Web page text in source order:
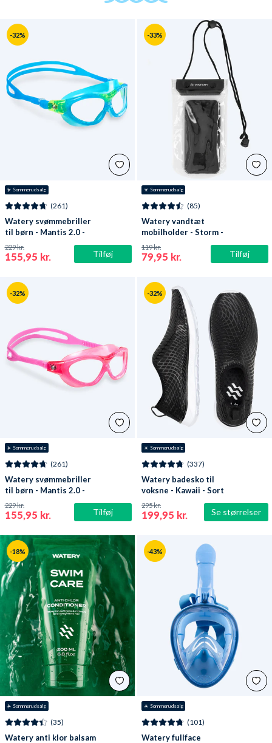
-32%
☀️ Sommerudsalg
Tilføj
(261)
Watery svømmebriller
til børn - Mantis 2.0 -
Atlantic Blå/klar
155,95 kr.
229 kr.
-33%
☀️ Sommerudsalg
Tilføj
(85)
Watery vandtæt
mobilholder - Storm -
Sort
79,95 kr.
119 kr.
-32%
☀️ Sommerudsalg
Tilføj
(261)
Watery svømmebriller
til børn - Mantis 2.0 -
Atlantic Pink/klar
155,95 kr.
229 kr.
-32%
☀️ Sommerudsalg
Se størrelser
(337)
Watery badesko til
voksne - Kawaii - Sort
199,95 kr.
295 kr.
-18%
☀️ Sommerudsalg
(35)
Watery anti klor balsam
-43%
☀️ Sommerudsalg
(101)
Watery fullface